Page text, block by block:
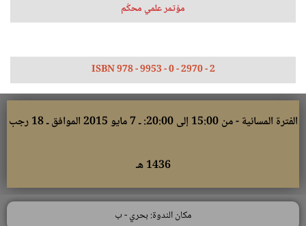
مؤتمر علمي محكّم
ISBN 978 - 9953 - 0 - 2970 - 2
الفترة المسائية - من 15:00 إلى 20:00: ـ 7 مايو 2015 الموافق ـ 18 رجب
1436 هـ
مكان الندوة: بحري - ب